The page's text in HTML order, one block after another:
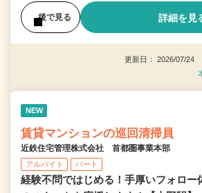
後で見る 詳細を見
更新日： 2026/07/24
NEW
賃貸マンションの巡回清掃員
近鉄住宅管理株式会社 首都圏事業本部
アルバイト パート
経験不問ではじめる！手厚いフォロー